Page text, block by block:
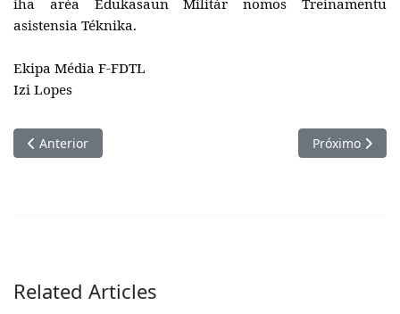
asistensia Téknika.
Ekipa Média F-FDTL
Izi Lopes
Artigo anterior: SECOMS Halo Abertura Formasaun Ba Tinan
Anterior Próximo
Próximo
Related Articles